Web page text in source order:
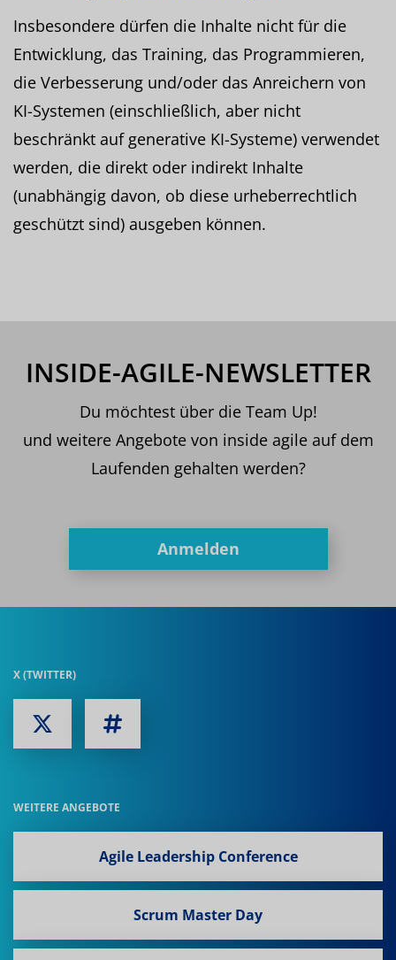
Insbesondere dürfen die Inhalte nicht für die
Entwicklung, das Training, das Programmieren,
die Verbesserung und/oder das Anreichern von
KI-Systemen (einschließlich, aber nicht
beschränkt auf generative KI-Systeme) verwendet
werden, die direkt oder indirekt Inhalte
(unabhängig davon, ob diese urheberrechtlich
geschützt sind) ausgeben können.
INSIDE-AGILE-NEWSLETTER
Du möchtest über die Team Up!
und weitere Angebote von inside agile auf dem
Laufenden gehalten werden?
Anmelden
X (TWITTER)
WEITERE ANGEBOTE
Agile Leadership Conference
Scrum Master Day